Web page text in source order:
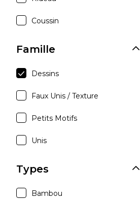
Coussin
Famille
Dessins
Faux Unis / Texture
Petits Motifs
Unis
Types
Bambou